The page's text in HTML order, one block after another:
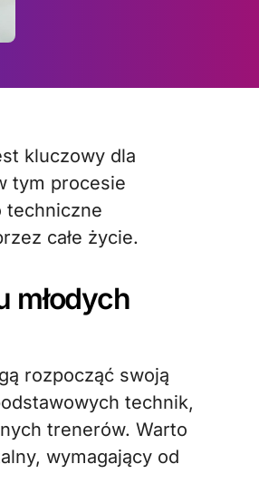
tym procesie
techniczne
całe życie.
młodych
rozpocząć swoją
technik,
trenerów. Warto
wymagający od